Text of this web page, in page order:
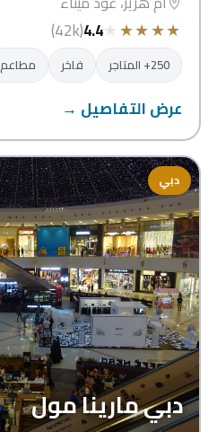
★
★
★
★
★
4.4
(42k)
250+ المتاجر فاخر مطاعم
عرض التفاصيل →
دبي
دبي مارينا مول